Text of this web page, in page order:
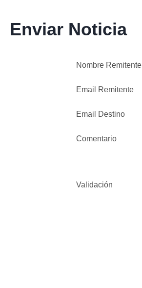
Enviar Noticia
Nombre Remitente
Email Remitente
Email Destino
Comentario
Validación